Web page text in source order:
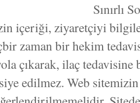
Sınırlı
içeriği, ziyaretçiyi
zaman bir hekim
çıkarak, ilaç
edilmez. Web